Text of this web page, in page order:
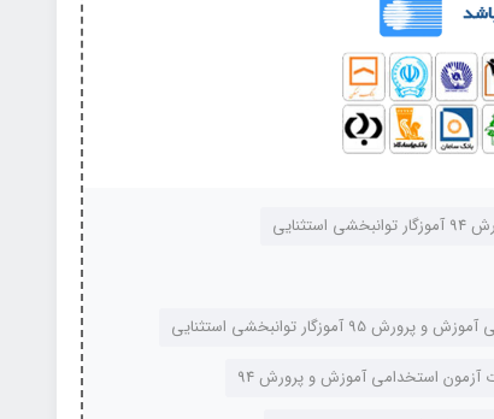
آموزگار توانبخشی استثنایی
آزمون استخدامی آموزش و پرورش 94